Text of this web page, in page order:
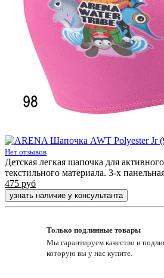
Нет отзывов
Детская легкая шапочка для
текстильного материала. 3-х
475 руб
узнать наличие у консультанта
Только подлинные товары
Мы гарантируем качество и
которую вы у нас купите.